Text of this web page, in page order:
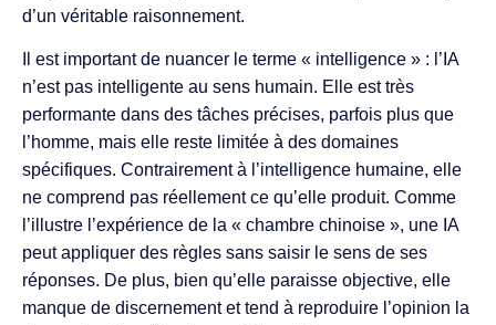
d’un véritable raisonnement.
Il est important de nuancer le terme « intelligence » : l’IA
n’est pas intelligente au sens humain. Elle est très
performante dans des tâches précises, parfois plus que
l’homme, mais elle reste limitée à des domaines
spécifiques. Contrairement à l’intelligence humaine, elle
ne comprend pas réellement ce qu’elle produit. Comme
l’illustre l’expérience de la « chambre chinoise », une IA
peut appliquer des règles sans saisir le sens de ses
réponses. De plus, bien qu’elle paraisse objective, elle
manque de discernement et tend à reproduire l’opinion la